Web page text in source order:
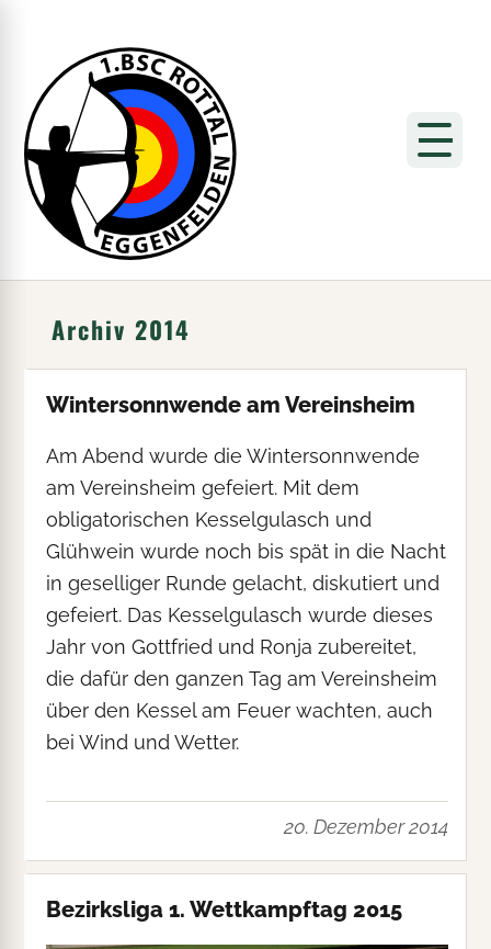
Archiv 2014
Wintersonnwende am Vereinsheim
Am Abend wurde die Wintersonnwende
am Vereinsheim gefeiert. Mit dem
obligatorischen Kesselgulasch und
Glühwein wurde noch bis spät in die Nacht
in geselliger Runde gelacht, diskutiert und
gefeiert. Das Kesselgulasch wurde dieses
Jahr von Gottfried und Ronja zubereitet,
die dafür den ganzen Tag am Vereinsheim
über den Kessel am Feuer wachten, auch
bei Wind und Wetter.
20. Dezember 2014
Bezirksliga 1. Wettkampftag 2015